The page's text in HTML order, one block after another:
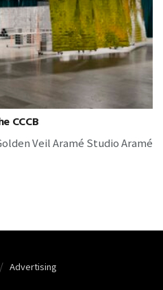
CCCB
Veil Aramé Studio Aramé
Advertising